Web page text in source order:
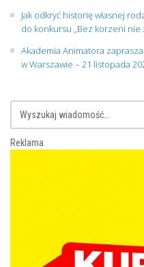
Jak odkryć historię własnej
do konkursu „Bez korzeni nie
Akademia Animatora
w Warszawie – 21 listopada
Reklama